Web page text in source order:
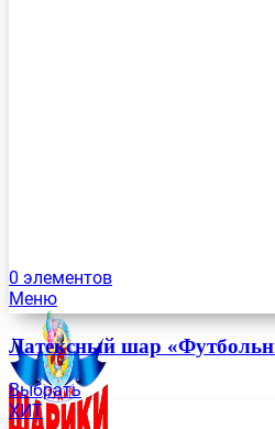
0 элементов
Меню
Латексный шар
Выбрать
ХИТ